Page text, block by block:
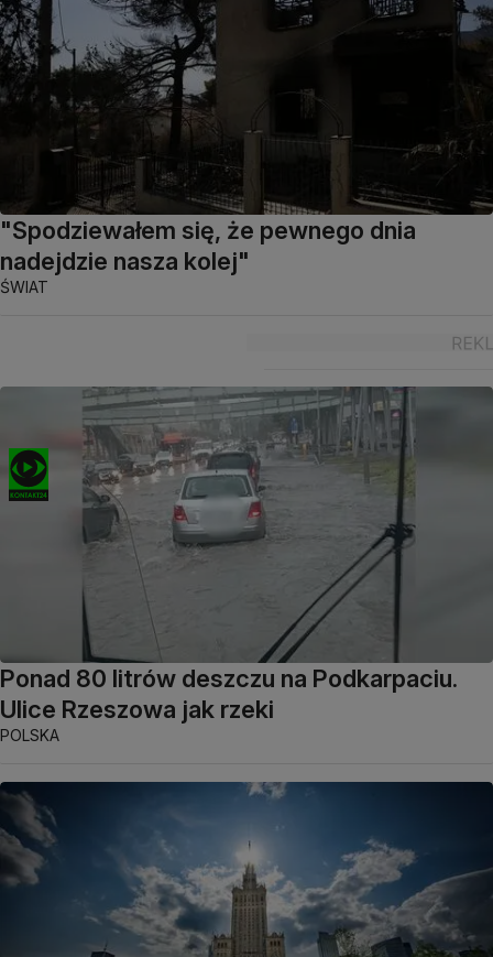
"Spodziewałem się, że pewnego dnia
nadejdzie nasza kolej"
ŚWIAT
Ponad 80 litrów deszczu na Podkarpaciu.
Ulice Rzeszowa jak rzeki
POLSKA